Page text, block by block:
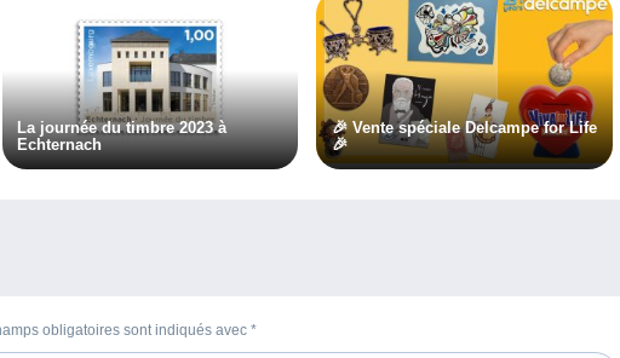
La journée du timbre 2023 à
Echternach
🎉 Vente spéciale Delcampe for Life
🎉
obligatoires sont indiqués avec *